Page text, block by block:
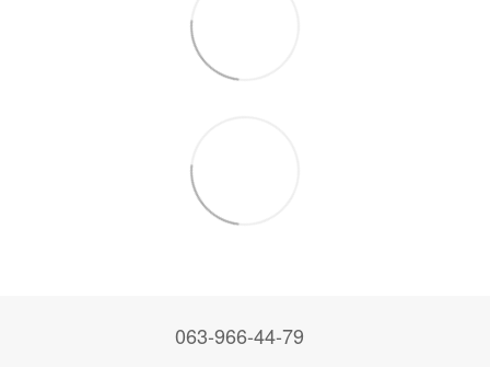
063-966-44-79